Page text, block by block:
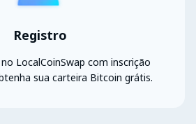
Registro
LocalCoinSwap com inscrição
sua carteira Bitcoin grátis.